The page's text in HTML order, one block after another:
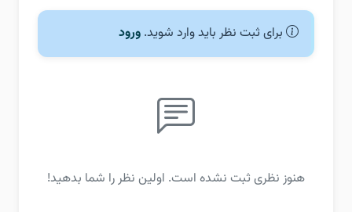
برای ثبت نظر باید وارد شوید. ورود
هنوز نظری ثبت نشده است. اولین نظر را شما بدهید!